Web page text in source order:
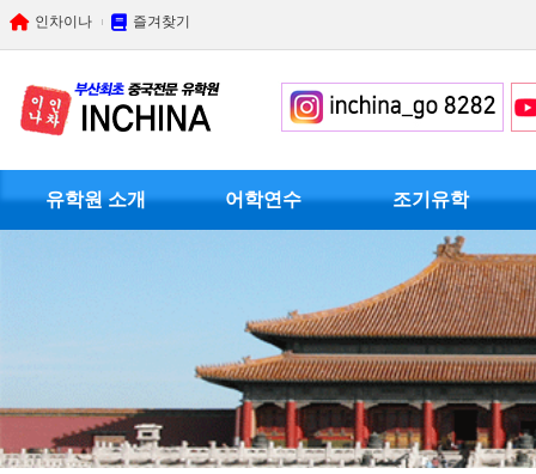
인차이나 즐겨찾기
유학원 소개 어학연수 조기유학